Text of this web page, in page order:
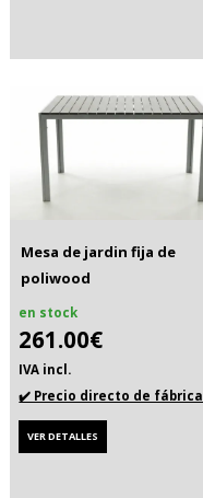
Mesa de jardin fija de
poliwood
en stock
261.00€
IVA incl.
✔️ Precio directo de fábrica
VER DETALLES